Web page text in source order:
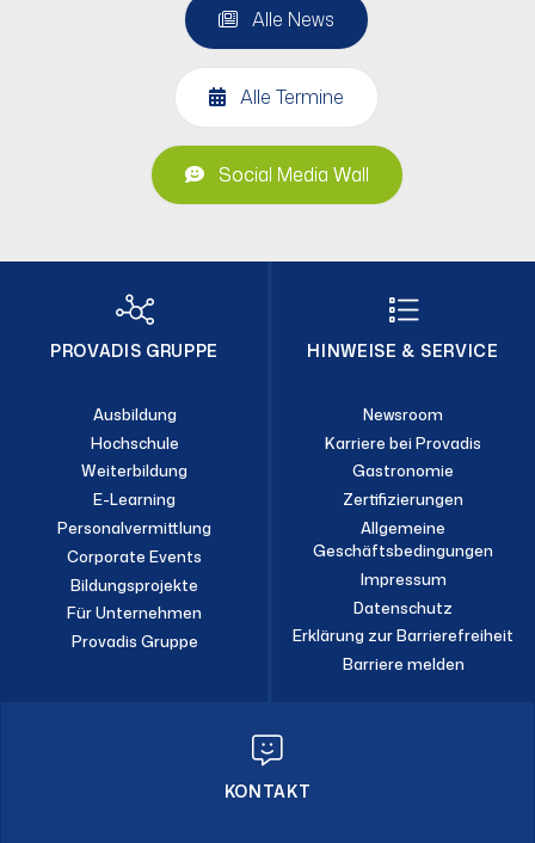
Alle News
Alle Termine
Social Media Wall
PROVADIS GRUPPE
Ausbildung
Hochschule
Weiterbildung
E-Learning
Personalvermittlung
Corporate Events
Bildungsprojekte
Für Unternehmen
Provadis Gruppe
HINWEISE & SERVICE
Newsroom
Karriere bei Provadis
Gastronomie
Zertifizierungen
Allgemeine
Geschäftsbedingungen
Impressum
Datenschutz
Erklärung zur Barrierefreiheit
Barriere melden
KONTAKT